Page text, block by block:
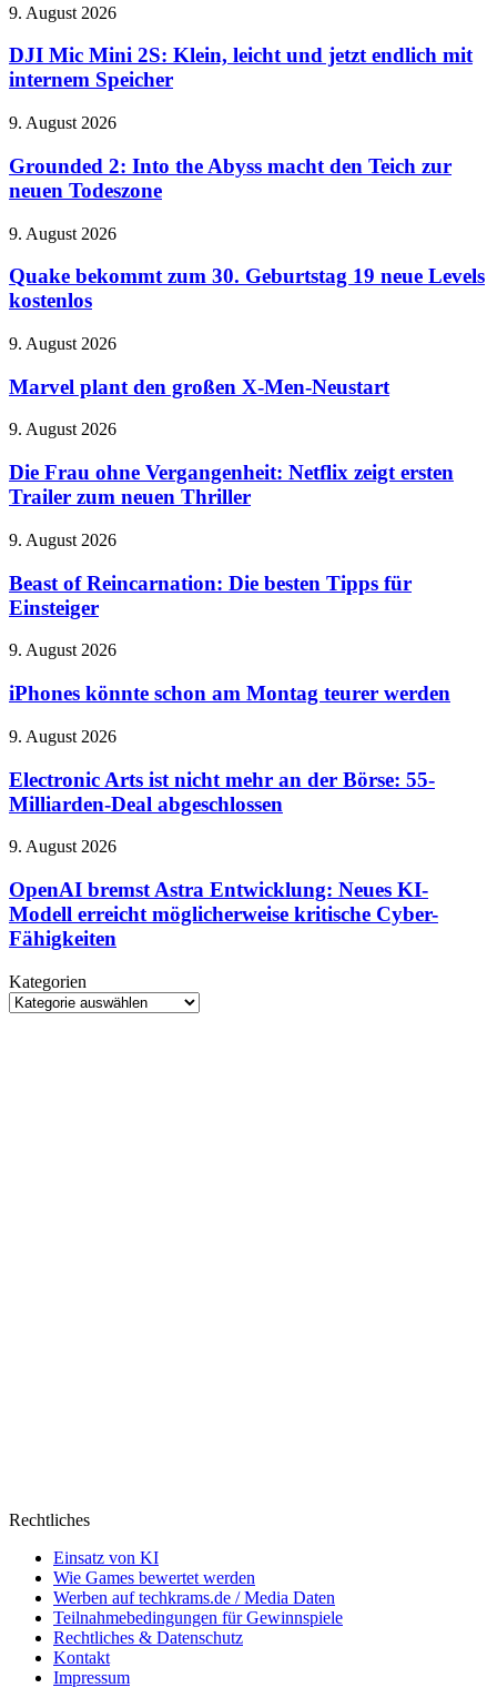
die
DJI
Mini
2S:
Klein,
und
endlich
mit
Speicher
9. August 2026
DJI Mic Mini 2S: Klein, leicht und jetzt endlich mit
internem Speicher
Grounded
Into
the
Abyss
den
zur
neuen
9. August 2026
Grounded 2: Into the Abyss macht den Teich zur
neuen Todeszone
Quake
zum
30.
Geburtstag
neue
kostenlos
9. August 2026
Quake bekommt zum 30. Geburtstag 19 neue Levels
kostenlos
Marvel
den
großen
X-
Neustart
9. August 2026
Marvel plant den großen X-Men-Neustart
Die
ohne
Vergangenheit:
Netflix
ersten
zum
neuen
9. August 2026
Die Frau ohne Vergangenheit: Netflix zeigt ersten
Trailer zum neuen Thriller
Beast
Reincarnation:
Die
besten
für
9. August 2026
Beast of Reincarnation: Die besten Tipps für
Einsteiger
iPhones
schon
am
Montag
teurer
werden
9. August 2026
iPhones könnte schon am Montag teurer werden
Electronic
ist
nicht
mehr
der
55-
Milliarden-
Deal
abgeschlossen
9. August 2026
Electronic Arts ist nicht mehr an der Börse: 55-
Milliarden-Deal abgeschlossen
OpenAI
Astra
Entwicklung:
Neues
KI-
erreicht
möglicherweise
9. August 2026
OpenAI bremst Astra Entwicklung: Neues KI-
Modell erreicht möglicherweise kritische Cyber-
Fähigkeiten
Kategorien
Kategorien
Rechtliches
Einsatz von KI
Wie Games bewertet werden
Werben auf techkrams.de / Media Daten
Teilnahmebedingungen für Gewinnspiele
Rechtliches & Datenschutz
Kontakt
Impressum